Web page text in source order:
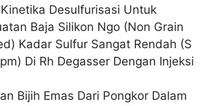
Desulfurisasi Untuk
Baja Silikon Ngo (Non Grain
Kadar Sulfur Sangat Rendah (S
Di Rh Degasser Dengan Injeksi
Bijih Emas Dari Pongkor Dalam